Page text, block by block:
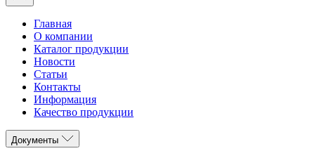
Главная
О компании
Каталог продукции
Новости
Статьи
Контакты
Информация
Качество продукции
Документы